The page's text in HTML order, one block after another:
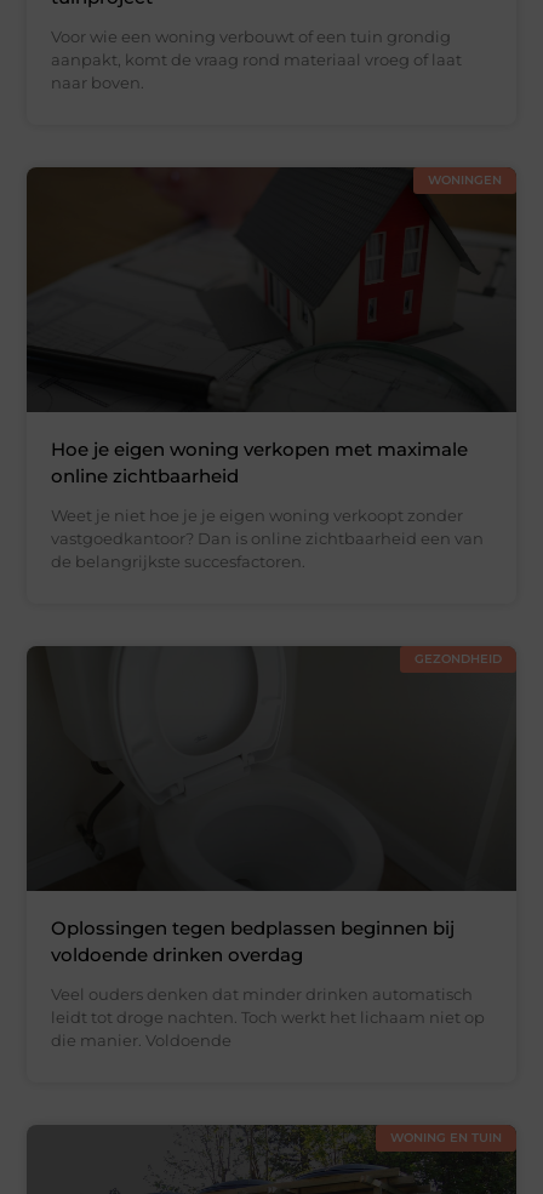
Voor wie een woning verbouwt of een tuin grondig
aanpakt, komt de vraag rond materiaal vroeg of laat
naar boven.
WONINGEN
Hoe je eigen woning verkopen met maximale
online zichtbaarheid
Weet je niet hoe je je eigen woning verkoopt zonder
vastgoedkantoor? Dan is online zichtbaarheid een van
de belangrijkste succesfactoren.
GEZONDHEID
Oplossingen tegen bedplassen beginnen bij
voldoende drinken overdag
Veel ouders denken dat minder drinken automatisch
leidt tot droge nachten. Toch werkt het lichaam niet op
die manier. Voldoende
WONING EN TUIN